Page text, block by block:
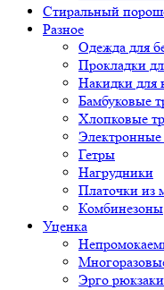
Стиральный
Разное
Одежда для
Прокладки
Накидки для
Бамбуковые
Хлопковые
Электронные
Гетры
Нагрудники
Платочки из
Комбинезоны
Уценка
Эрго